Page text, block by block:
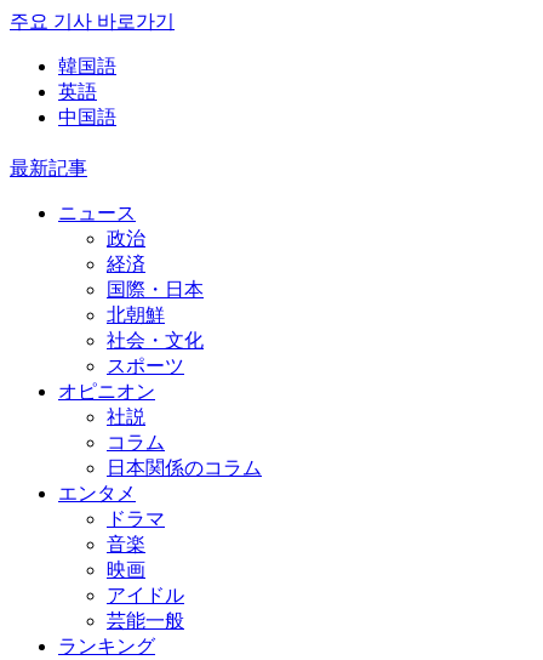
주요 기사 바로가기
韓国語
英語
中国語
最新記事
ニュース
政治
経済
国際・日本
北朝鮮
社会・文化
スポーツ
オピニオン
社説
コラム
日本関係のコラム
エンタメ
ドラマ
音楽
映画
アイドル
芸能一般
ランキング